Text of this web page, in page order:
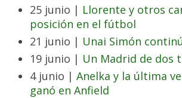
25 junio | Llorente y otros
posición en el fútbol
21 junio | Unai Simón
19 junio | Un Madrid de dos
4 junio | Anelka y la última
ganó en Anfield